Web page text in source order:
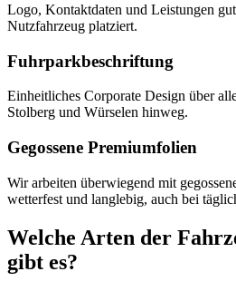
Logo, Kontaktdaten und Leistungen
Nutzfahrzeug platziert.
Fuhrparkbeschriftung
Einheitliches Corporate Design über
Stolberg und Würselen hinweg.
Gegossene Premiumfolien
Wir arbeiten überwiegend mit
wetterfest und langlebig, auch bei
Welche Arten der
gibt es?